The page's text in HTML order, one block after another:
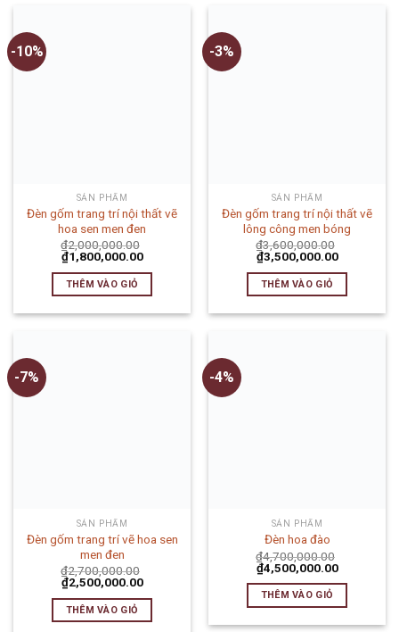
-10%
SẢN PHẨM
Đèn gốm trang trí nội thất vẽ
hoa sen men đen
₫2,000,000.00
₫1,800,000.00
THÊM VÀO GIỎ
-3%
SẢN PHẨM
Đèn gốm trang trí nội thất vẽ
lông công men bóng
₫3,600,000.00
₫3,500,000.00
THÊM VÀO GIỎ
-7%
SẢN PHẨM
Đèn gốm trang trí vẽ hoa sen
men đen
₫2,700,000.00
₫2,500,000.00
THÊM VÀO GIỎ
-4%
SẢN PHẨM
Đèn hoa đào
₫4,700,000.00
₫4,500,000.00
THÊM VÀO GIỎ